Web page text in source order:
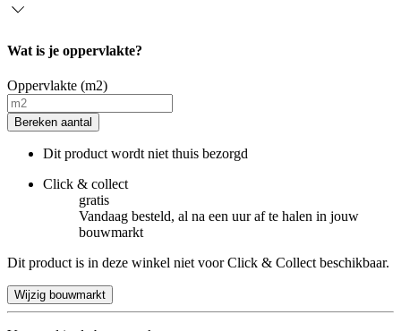
Wat is je oppervlakte?
Oppervlakte (m2)
Bereken aantal
Dit product wordt niet thuis bezorgd
Click & collect
gratis
Vandaag besteld, al na een uur af te halen in jouw
bouwmarkt
Dit product is in deze winkel niet voor Click & Collect beschikbaar.
Wijzig bouwmarkt